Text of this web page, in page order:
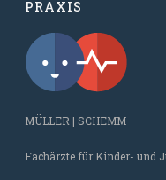
PRAXIS
MÜLLER | SCHEMM
Fachärzte für Kinder- und